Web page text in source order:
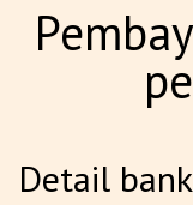
Detail bank